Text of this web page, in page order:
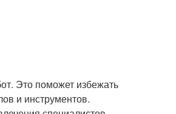
Это поможет избежать
и инструментов.